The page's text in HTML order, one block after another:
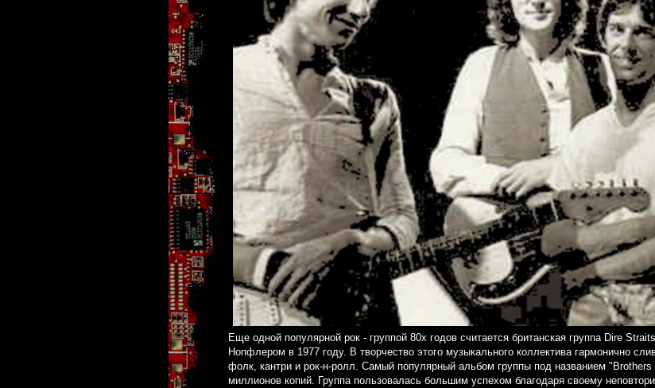
Еще одной популярной рок - группой 80х годов считается британская группа Dire
Нопфлером в 1977 году. В творчество этого музыкального коллектива гармонично
фолк, кантри и рок-н-ролл. Самый популярный альбом группы под названием
миллионов копий. Группа пользовалась большим успехом благодаря своему